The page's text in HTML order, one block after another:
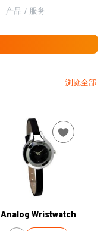
产品 / 服务
浏览全部
Analog Wristwatch